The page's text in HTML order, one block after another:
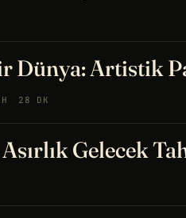
Dünya: Artistik
28 DK
Gelecek